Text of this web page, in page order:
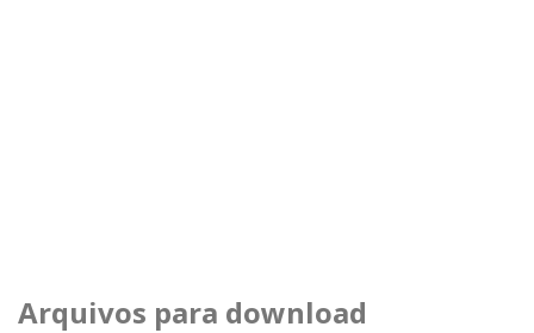
Arquivos para download